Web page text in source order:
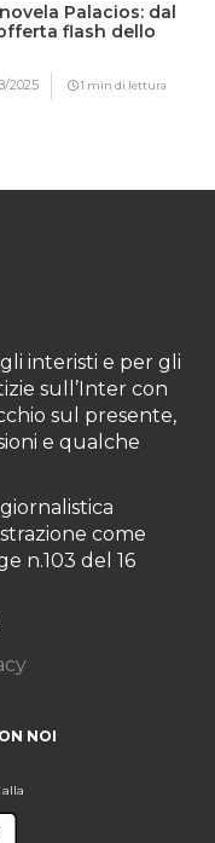
Palacios: dal
flash dello
2025 1 min di lettura
interisti e per gli
sull’Inter con
sul presente,
e qualche
come
n.103 del 16
NOI
alla